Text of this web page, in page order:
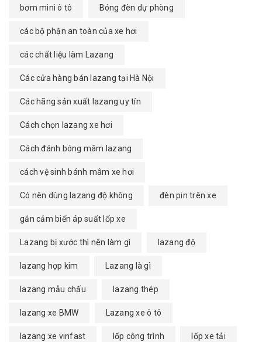
bơm mini ô tô Bóng đèn dự phòng
các bộ phận an toàn của xe hơi
các chất liệu làm Lazang
Các cửa hàng bán lazang tại Hà Nội
Các hãng sản xuất lazang uy tín
Cách chọn lazang xe hơi
Cách đánh bóng mâm lazang
cách vệ sinh bánh mâm xe hơi
Có nên dùng lazang độ không đèn pin trên xe
gắn cảm biến áp suất lốp xe
Lazang bị xước thì nên làm gì lazang độ
lazang hợp kim Lazang là gì
lazang mẫu chấu lazang thép
lazang xe BMW Lazang xe ô tô
lazang xe vinfast lốp công trình lốp xe tải